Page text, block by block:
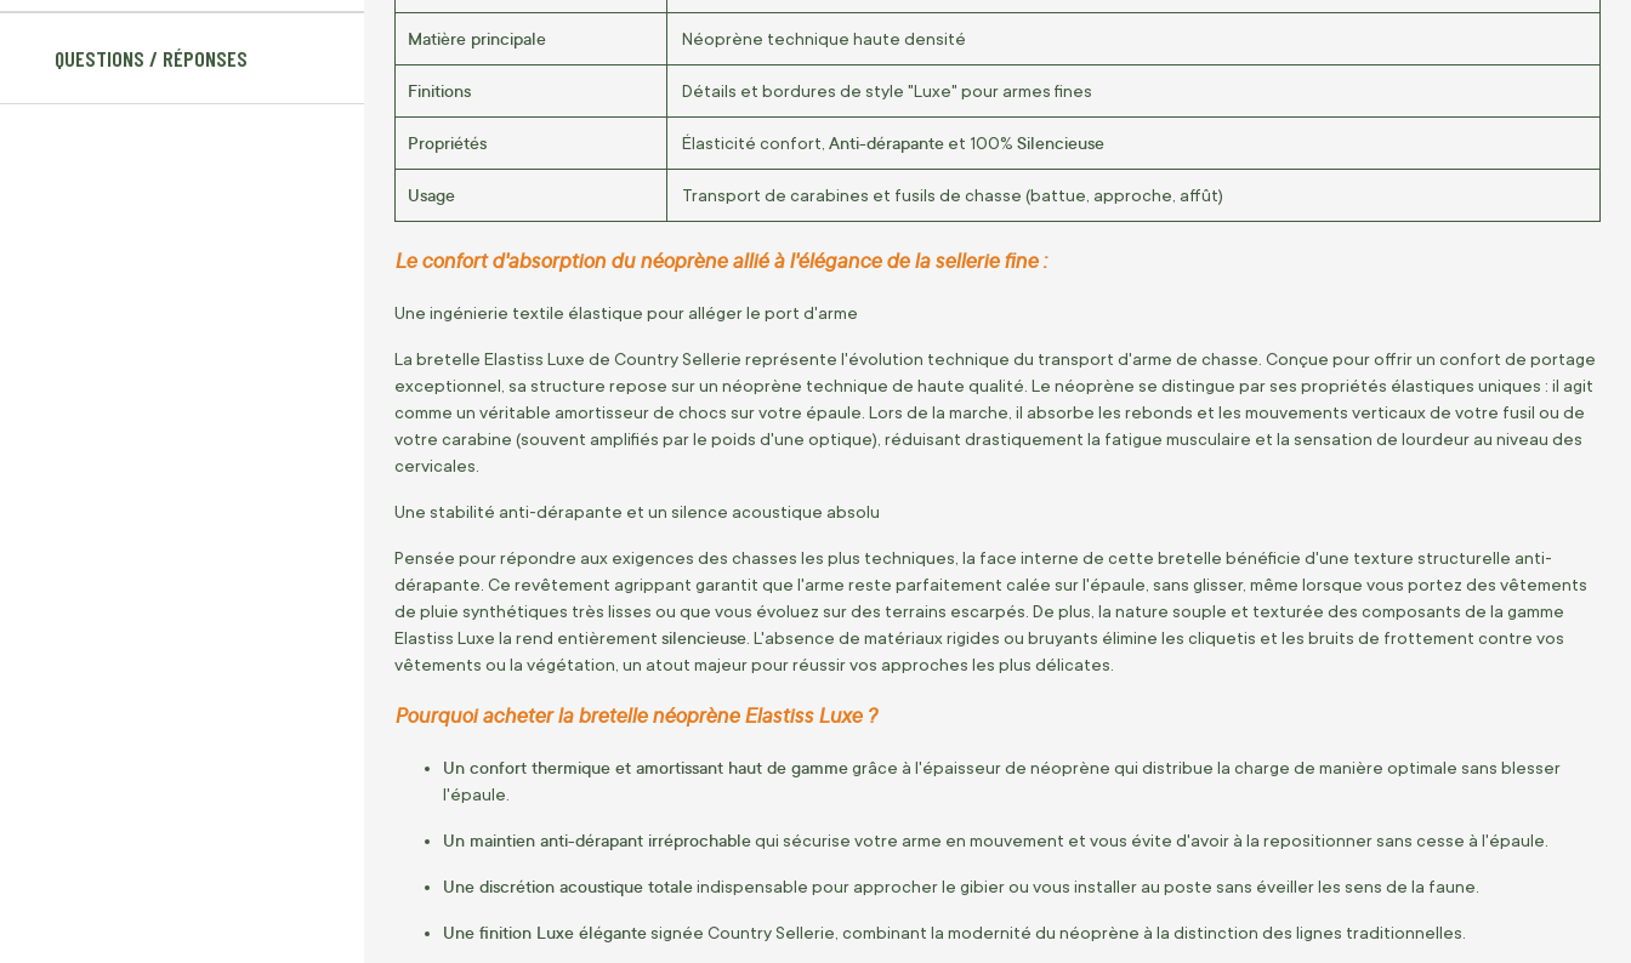
QUESTIONS / RÉPONSES
Matière principale Néoprène technique haute densité
Finitions Détails et bordures de style "Luxe" pour armes fines
Propriétés Élasticité confort, Anti-dérapante et 100% Silencieuse
Usage Transport de carabines et fusils de chasse (battue, approche, affût)
Le confort d'absorption du néoprène allié à l'élégance de la sellerie fine :
Une ingénierie textile élastique pour alléger le port d'arme
La bretelle Elastiss Luxe de Country Sellerie représente l'évolution technique du transport d'arme de chasse. Conçue pour offrir un confort de portage
exceptionnel, sa structure repose sur un néoprène technique de haute qualité. Le néoprène se distingue par ses propriétés élastiques uniques : il agit
comme un véritable amortisseur de chocs sur votre épaule. Lors de la marche, il absorbe les rebonds et les mouvements verticaux de votre fusil ou de
votre carabine (souvent amplifiés par le poids d'une optique), réduisant drastiquement la fatigue musculaire et la sensation de lourdeur au niveau des
cervicales.
Une stabilité anti-dérapante et un silence acoustique absolu
Pensée pour répondre aux exigences des chasses les plus techniques, la face interne de cette bretelle bénéficie d'une texture structurelle anti-
dérapante. Ce revêtement agrippant garantit que l'arme reste parfaitement calée sur l'épaule, sans glisser, même lorsque vous portez des vêtements
de pluie synthétiques très lisses ou que vous évoluez sur des terrains escarpés. De plus, la nature souple et texturée des composants de la gamme
Elastiss Luxe la rend entièrement silencieuse . L'absence de matériaux rigides ou bruyants élimine les cliquetis et les bruits de frottement contre vos
vêtements ou la végétation, un atout majeur pour réussir vos approches les plus délicates.
Pourquoi acheter la bretelle néoprène Elastiss Luxe ?
Un confort thermique et amortissant haut de gammegrâce à l'épaisseur de néoprène qui distribue la charge de manière optimale sans blesser
l'épaule.
Un maintien anti-dérapant irréprochablequi sécurise votre arme en mouvement et vous évite d'avoir à la repositionner sans cesse à l'épaule.
Une discrétion acoustique totaleindispensable pour approcher le gibier ou vous installer au poste sans éveiller les sens de la faune.
Une finition Luxe élégante signée Country Sellerie, combinant la modernité du néoprène à la distinction des lignes traditionnelles.